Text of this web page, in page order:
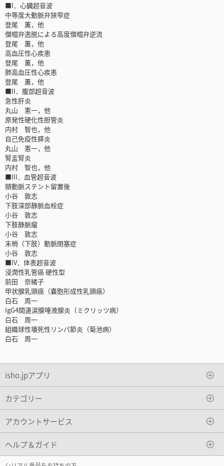
■I．心臓超音波
中等度大動脈弁狭窄症
登尾 薫，他
僧帽弁逸脱による高度僧帽弁逆流
登尾 薫，他
高血圧性心疾患
登尾 薫，他
肺高血圧性心疾患
登尾 薫，他
■II．腹部超音波
急性肝炎
丸山 憲一，他
原発性硬化性胆管炎
内村 智也，他
自己免疫性膵炎
丸山 憲一，他
腎盂腎炎
内村 智也，他
■III．血管超音波
頸動脈ステント留置後
小谷 敦志
下肢深部静脈血栓症
小谷 敦志
下肢静脈瘤
小谷 敦志
末梢（下肢）動脈閉塞症
小谷 敦志
■IV．体表超音波
浸潤性乳管癌 硬性型
前田 奈緒子
甲状腺乳頭癌（嚢胞形成性乳頭癌）
白石 周一
IgG4関連涙腺唾液腺炎（ミクリッツ病）
白石 周一
組織球性壊死性リンパ節炎（菊池病）
白石 周一
isho.jpアプリ
カテゴリー
アカウントサービス
ヘルプ＆ガイド